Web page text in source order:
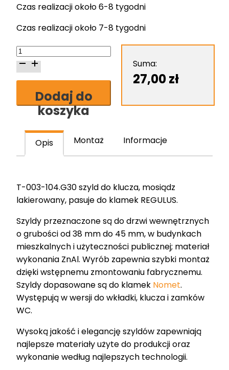
Czas realizacji około 6-8 tygodni
Czas realizacji około 7-8 tygodni
ilość
Szyld
Nomet
wkładki
mosiądz
003-
Dodaj do
koszyka
Suma:
27,00zł
Opis Montaż Informacje
T-003-104.G30 szyld do klucza, mosiądz
lakierowany, pasuje do klamek REGULUS.
Szyldy przeznaczone są do drzwi wewnętrznych
o grubości od 38 mm do 45 mm, w budynkach
mieszkalnych i użyteczności publicznej; materiał
wykonania ZnAl. Wyrób zapewnia szybki montaż
dzięki wstępnemu zmontowaniu fabrycznemu.
Szyldy dopasowane są do klamek Nomet.
Występują w wersji do wkładki, klucza i zamków
WC.
Wysoką jakość i elegancję szyldów zapewniają
najlepsze materiały użyte do produkcji oraz
wykonanie według najlepszych technologii.